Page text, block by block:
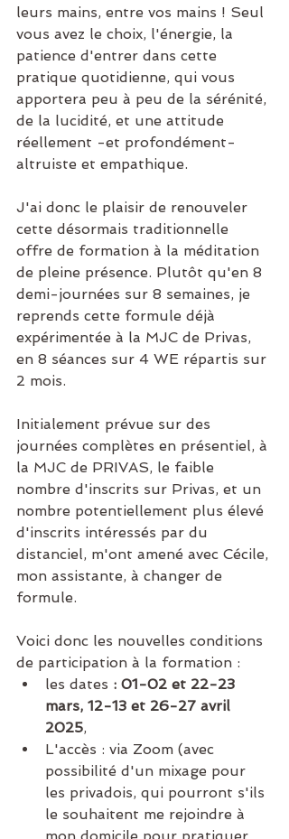
leurs mains, entre vos mains ! Seul
vous avez le choix, l'énergie, la
patience d'entrer dans cette
pratique quotidienne, qui vous
apportera peu à peu de la sérénité,
de la lucidité, et une attitude
réellement -et profondément-
altruiste et empathique.
J'ai donc le plaisir de renouveler
cette désormais traditionnelle
offre de formation à la méditation
de pleine présence. Plutôt qu'en 8
demi-journées sur 8 semaines, je
reprends cette formule déjà
expérimentée à la MJC de Privas,
en 8 séances sur 4 WE répartis sur
2 mois.
Initialement prévue sur des
journées complètes en présentiel, à
la MJC de PRIVAS, le faible
nombre d'inscrits sur Privas, et un
nombre potentiellement plus élevé
d'inscrits intéressés par du
distanciel, m'ont amené avec Cécile,
mon assistante, à changer de
formule.
Voici donc les nouvelles conditions
de participation à la formation :
les dates : 01-02 et 22-23
mars, 12-13 et 26-27 avril
2025,
L'accès : via Zoom (avec
possibilité d'un mixage pour
les privadois, qui pourront s'ils
le souhaitent me rejoindre à
mon domicile pour pratiquer